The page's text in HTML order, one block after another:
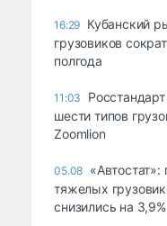
16:29 Кубанский
грузовиков
полгода
11:03
шести типов
Zoomlion
05.08
тяжелых
снизились на 3,9%